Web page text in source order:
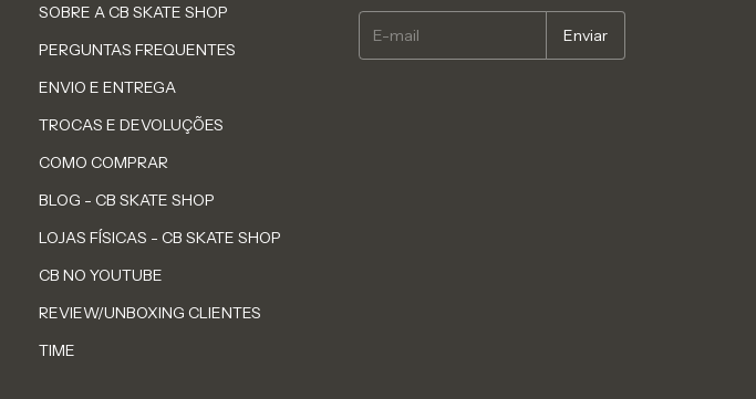
SOBRE A CB SKATE SHOP
PERGUNTAS FREQUENTES
ENVIO E ENTREGA
TROCAS E DEVOLUÇÕES
COMO COMPRAR
BLOG - CB SKATE SHOP
LOJAS FÍSICAS - CB SKATE SHOP
CB NO YOUTUBE
REVIEW/UNBOXING CLIENTES
TIME